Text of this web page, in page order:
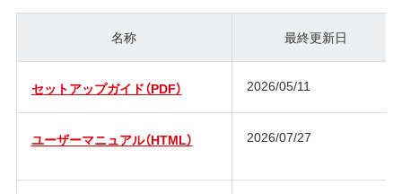
名称 最終更新日
セットアップガイド（PDF） 2026/05/11
ユーザーマニュアル（HTML） 2026/07/27